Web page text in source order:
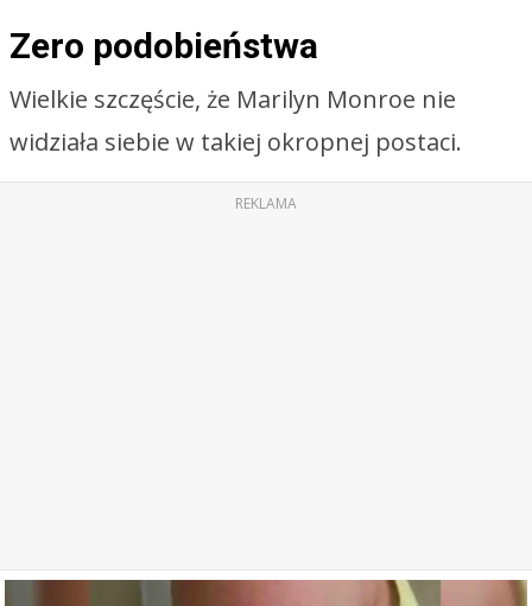
Zero podobieństwa
Wielkie szczęście, że Marilyn Monroe nie
widziała siebie w takiej okropnej postaci.
REKLAMA